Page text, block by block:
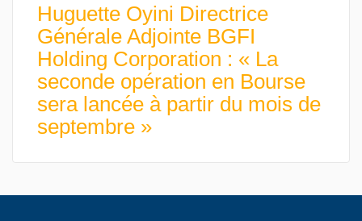
Huguette Oyini Directrice
Générale Adjointe BGFI
Holding Corporation : « La
seconde opération en Bourse
sera lancée à partir du mois de
septembre »